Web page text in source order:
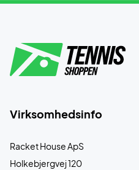
Virksomhedsinfo
Racket House ApS
Holkebjergvej 120